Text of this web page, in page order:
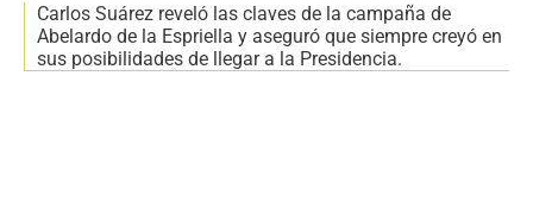
Carlos Suárez reveló las claves de la campaña de
Abelardo de la Espriella y aseguró que siempre creyó en
sus posibilidades de llegar a la Presidencia.